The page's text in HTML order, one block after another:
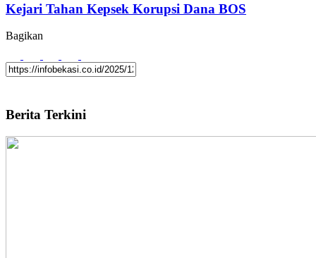
Kejari Tahan Kepsek Korupsi Dana BOS
Bagikan
Berita Terkini